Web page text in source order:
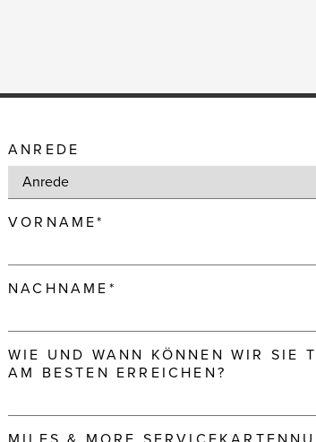
ANREDE
VORNAME*
NACHNAME*
WIE UND WANN KÖNNEN WIR SIE
AM BESTEN ERREICHEN?